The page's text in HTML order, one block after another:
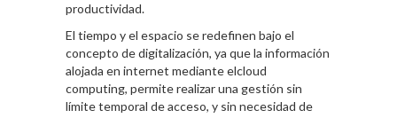
productividad.
El tiempo y el espacio se redefinen bajo el
concepto de digitalización, ya que la información
alojada en internet mediante elcloud
computing, permite realizar una gestión sin
límite temporal de acceso, y sin necesidad de